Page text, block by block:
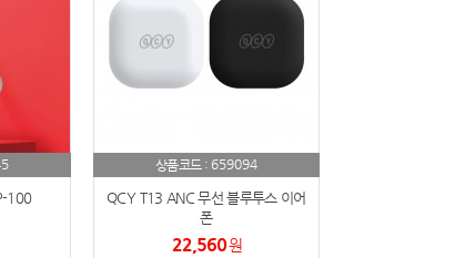
100
상품코드 : 659094
QCY T13 ANC 무선 블루투스 이어
폰
22,560원